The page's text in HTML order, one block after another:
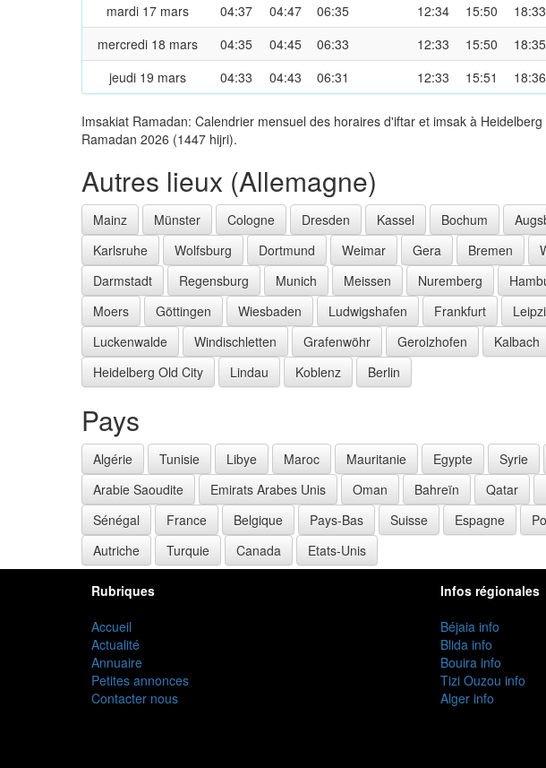
mardi 17 mars
04:37 04:47 06:35 12:34 15:50 18:33
mercredi 18 mars
04:35 04:45 06:33 12:33 15:50 18:35
jeudi 19 mars
04:33 04:43 06:31 12:33 15:51 18:36
Imsakiat Ramadan: Calendrier mensuel des horaires d'iftar et imsak à
Ramadan 2026 (1447 hijri).
Autres lieux (Allemagne)
Mainz Münster Cologne Dresden Kassel Bochum
Karlsruhe
Wolfsburg Dortmund Weimar Gera Bremen
Darmstadt
Regensburg Munich Meissen Nuremberg
Moers
Göttingen Wiesbaden Ludwigshafen Frankfurt
Luckenwalde
Windischletten Grafenwöhr Gerolzhofen Kalbach
Heidelberg Old City
Lindau Koblenz Berlin
Pays
Algérie Tunisie Libye Maroc Mauritanie Egypte Syrie
Arabie Saoudite
Emirats Arabes Unis Oman Bahreïn Qatar
Sénégal
France Belgique Pays-Bas Suisse Espagne
Autriche
Turquie Canada Etats-Unis
Rubriques
Accueil
Actualité
Annuaire
Petites annonces
Contacter nous
Infos régionales
Béjaia info
Blida info
Bouira info
Tizi Ouzou info
Alger info